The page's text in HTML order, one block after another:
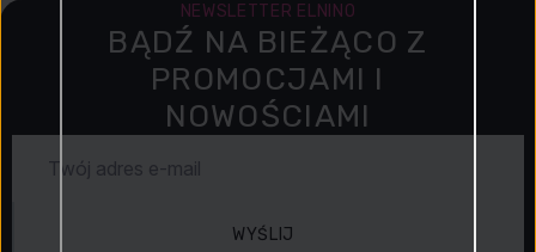
NEWSLETTER ELNINO
BĄDŹ NA BIEŻĄCO Z
PROMOCJAMI I
NOWOŚCIAMI
WYŚLIJ